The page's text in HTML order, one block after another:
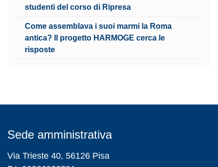
studenti del corso di Ripresa
Come assemblava i suoi marmi la Roma
antica? Il progetto HARMOGE cerca le
risposte
Sede amministrativa
Via Trieste 40, 56126 Pisa